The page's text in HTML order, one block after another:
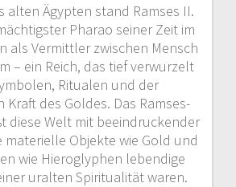
alten Ägypten stand Ramses II.
Pharao seiner Zeit im
als Vermittler zwischen Mensch
– ein Reich, das tief verwurzelt
Ritualen und der
des Goldes. Das Ramses-
diese Welt mit beeindruckender
materielle Objekte wie Gold und
wie Hieroglyphen lebendige
uralten Spiritualität waren.